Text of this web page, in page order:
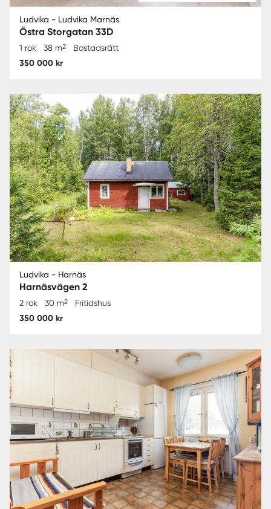
Ludvika - Ludvika Marnäs
Östra Storgatan 33D
1 rok 38 m2 Bostadsrätt
350 000 kr
Ludvika - Harnäs
Harnäsvägen 2
2 rok 30 m2 Fritidshus
350 000 kr